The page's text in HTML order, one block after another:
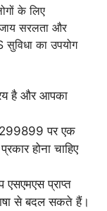
के लिए
सरलता और
का उपयोग
है और आपका
पर एक
होना चाहिए
एसएमएस प्राप्त
से बदल सकते हैं।